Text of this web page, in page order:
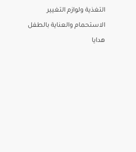
التغذية ولوازم التغيير
الاستحمام والعناية بالطفل
هدايا